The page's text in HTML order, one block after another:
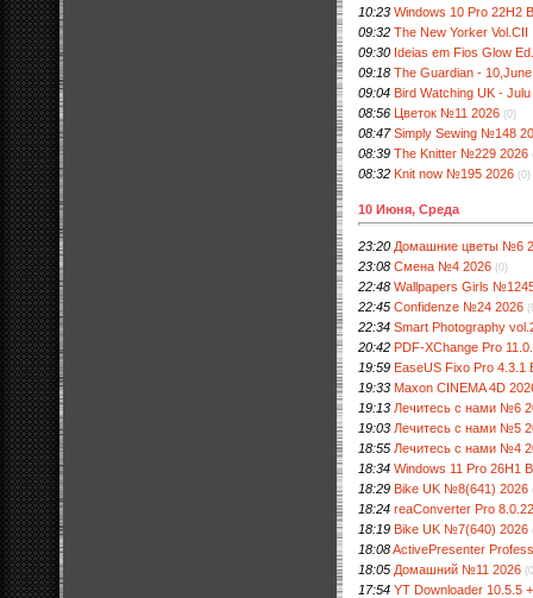
10:23 Windows 10 Pro 22H2
09:32 The New Yorker
09:30 Ideias em Fios Glow
09:18 The Guardian -
09:04 Bird Watching UK -
08:56 Цветок №11 2026 (0)
08:47 Simply Sewing №148
08:39 The Knitter №229 2026
08:32 Knit now №195 2026 (0)
10 Июня, Среда
23:20 Домашние цветы №6
23:08 Смена №4 2026 (0)
22:48 Wallpapers Girls
22:45 Confidenze №24 2026
22:34 Smart Photography
20:42 PDF-XChange Pro
19:59 EaseUS Fixo Pro 4.3.1
19:33 Maxon CINEMA 4D
19:13 Лечитесь с нами №6
19:03 Лечитесь с нами №5
18:55 Лечитесь с нами №4
18:34 Windows 11 Pro 26H1
18:29 Bike UK №8(641) 2026
18:24 reaConverter Pro
18:19 Bike UK №7(640) 2026
18:08ActivePresenter
18:05 Домашний №11 2026
17:54 YT Downloader 10.5.5